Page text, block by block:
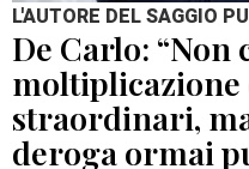
L'AUTORE DEL SAGGIO
De Carlo: “Non
straordinari,
deroga ormai